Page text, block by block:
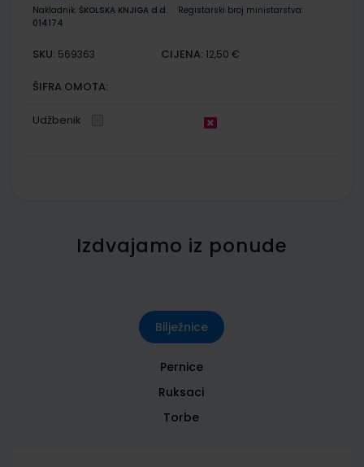
Nakladnik: ŠKOLSKA KNJIGA d.d.
Registarski broj ministarstva:
014174
SKU: 569363 CIJENA: 12,50 €
ŠIFRA OMOTA:
Udžbenik
Izdvajamo iz ponude
Bilježnice
Pernice
Ruksaci
Torbe